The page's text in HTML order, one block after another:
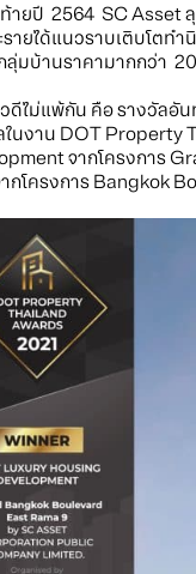
ยปี 2564 SC Asset ลุ
ายได้แนวราบเติบโตท
ลุ่มบ้านราคามากกว่า
ดีไม่แพ้กัน คือ รางวัลอั
ในงาน DOT Property
จากโครงการ
กโครงการ Bangkok